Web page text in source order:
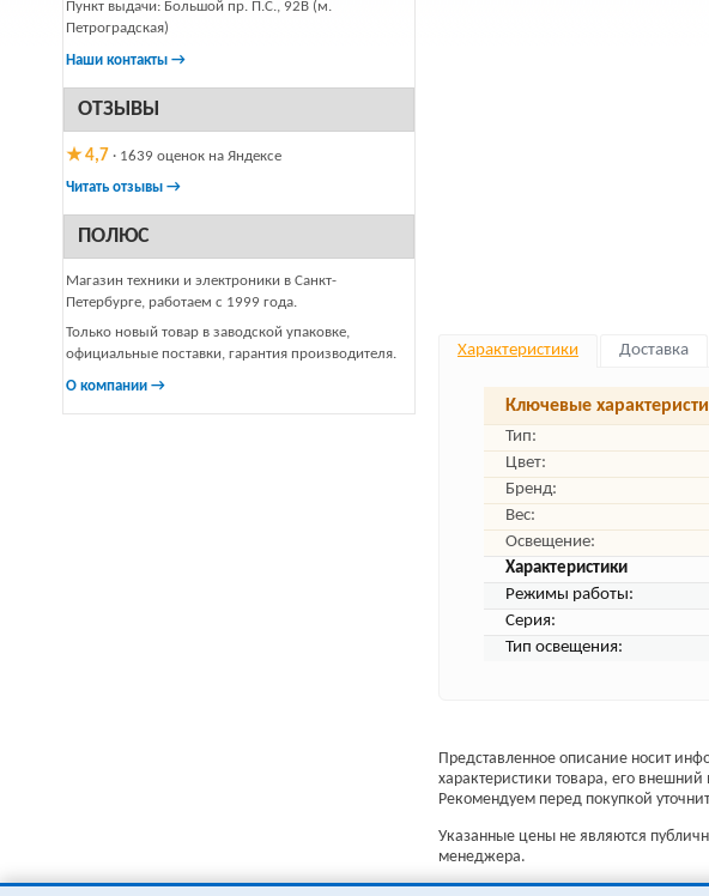
Пункт выдачи: Большой пр. П.С., 92В (м.
Петроградская)
Наши контакты →
ОТЗЫВЫ
★ 4,7 · 1639 оценок на Яндексе
Читать отзывы →
ПОЛЮС
Магазин техники и электроники в Санкт-
Петербурге, работаем с 1999 года.
Только новый товар в заводской упаковке,
официальные поставки, гарантия производителя.
О компании →
Характеристики Доставка
Ключевые
Тип:
Цвет:
Бренд:
Вес:
Освещение:
Характеристики
Режимы работы:
Серия:
Тип освещения:
Представленное описание носит
характеристики товара, его
Рекомендуем перед покупкой
Указанные цены не являются
менеджера.